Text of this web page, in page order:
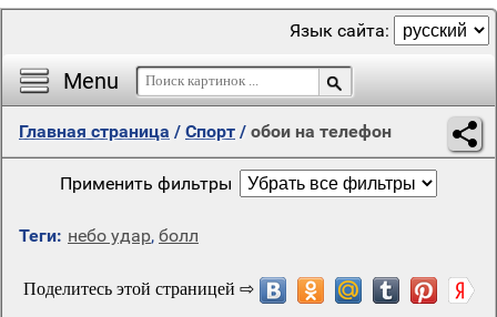
Menu
Язык сайта:
Главная страница / Спорт / обои на телефон
Применить фильтры
Теги: небо удар, болл